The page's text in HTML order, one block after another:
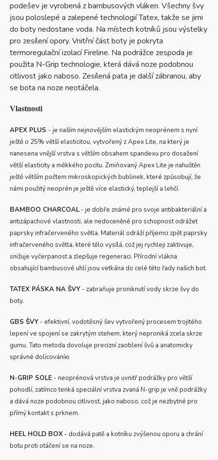
podešev je vyrobená z bambusových vláken. Všechny švy
jsou poloslepé a zalepené technologií Tatex, takže se jimi
do boty nedostane voda. Na místech kotníků jsou výstelky
pro zesílení opory. Vnitřní část boty je pokryta
termoregulační izolací Fireline. Na podrážce zespoda je
použita N-Grip technologie, která dává noze podobnou
citlivost jako naboso. Zesílená pata je další zábranou, aby
se bota na noze neotáčela.
Vlastnosti
APEX PLUS - je naším nejnovějším elastickým neoprénem s nyní
ještě o 25% větší elasticitou, vytvořený z Apex Lite, na který je
nanesena vnější vrstva s větším obsahem spandexu pro dosažení
větší elasticity a měkkého pocitu. Zmiňovaný Apex Lite je nahuštěn
ještě větším počtem mikroskopických bublinek, které způsobují, že
námi použitý neoprén je ještě více elastický, teplejší a lehčí.
BAMBOO CHARCOAL- je dobře známé pro svoje antibakteriální a
antizápachové vlastnosti, ale nedoceněné pro schopnost odrážet
paprsky infračerveného světla. Materiál odráží příjemci zpět paprsky
infračerveného světla, které tělo vysílá, což jej rychleji zaktivuje,
snižuje vyčerpanost a zlepšuje regeneraci. Přírodní vlákna
obsahujícíbambusové uhlíjsou vetkána do celé této řady našich bot.
TATEX PÁSKA NA ŠVY - zabraňuje proniknutí vody skrze švy do
boty.
GBS ŠVY - efektivní, vodotěsný šev vytvořený procesem trojitého
lepení ve spojení se zakrytým stehem, který neproniká zcela skrze
gumu. Tato metoda dovoluje precizní zaoblení švů a anatomicky
správné dolícováníю
N-GRIP SOLE - neoprénová vrstva je uvnitř podrážky pro větší
pohodlí, zatímco tenká speciální vrstva zvaná N-grip je vně podrážky
a dává noze podobnou citlivost, jako naboso, což je nezbytné pro
přímý kontakt s prknem.
HEEL HOLD BOX - dodává patě a kotníku zvýšenou oporu a chrání
botu proti otáčení se na noze.